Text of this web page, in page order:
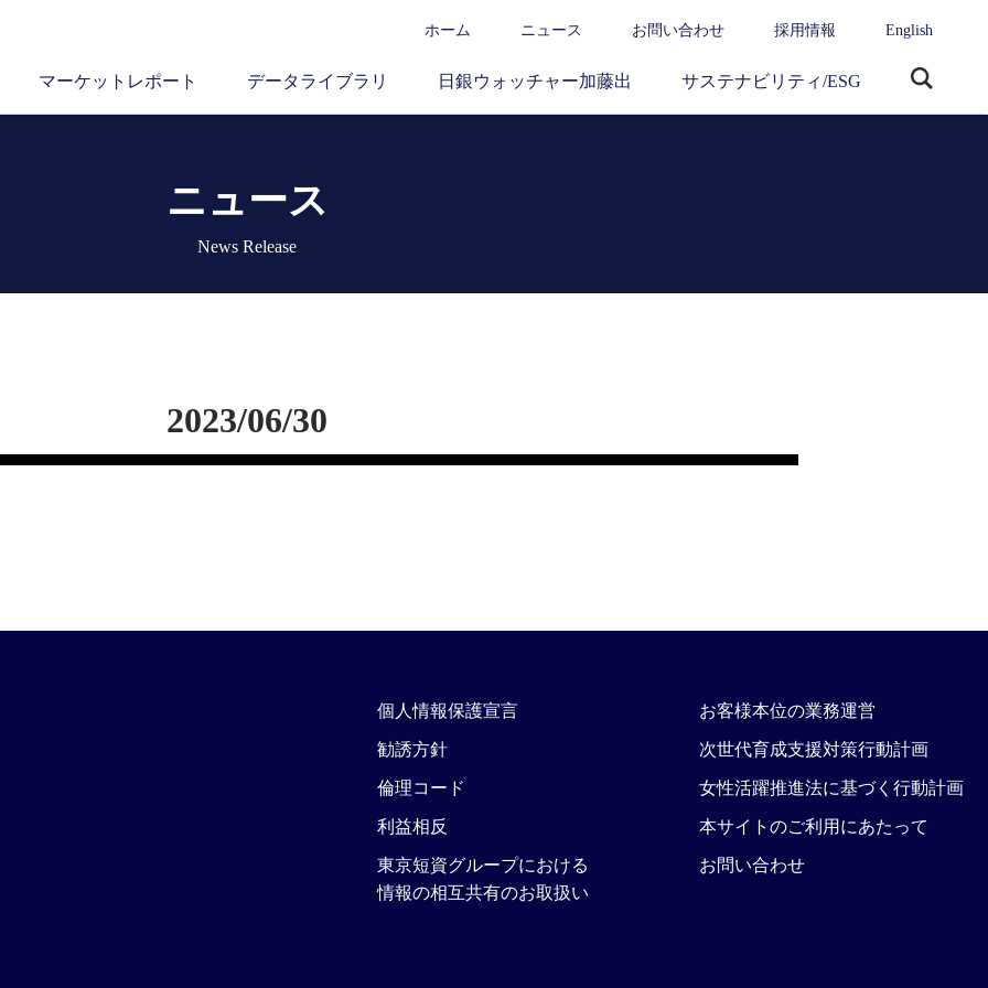
ホーム ニュース お問い合わせ 採用情報 English
マーケットレポート データライブラリ 日銀ウォッチャー加藤出 サステナビリティ/ESG
ニュース
News Release
2023/06/30
個人情報保護宣言
勧誘方針
倫理コード
利益相反
東京短資グループにおける
情報の相互共有のお取扱い
お客様本位の業務運営
次世代育成支援対策行動計画
女性活躍推進法に基づく行動計画
本サイトのご利用にあたって
お問い合わせ